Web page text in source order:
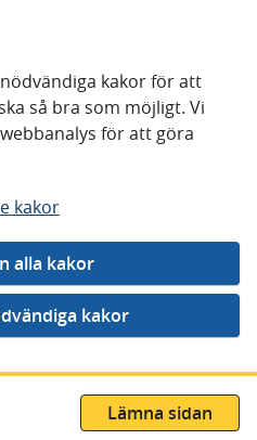
kakor för att
så bra som möjligt. Vi
för att göra
kakor
Lämna sidan